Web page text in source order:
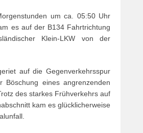
um ca. 05:50 Uhr
es auf der B134 Fahrtrichtung
Klein-LKW von der
auf die Gegenverkehrsspur
Böschung eines angrenzenden
des starkes Frühverkehrs auf
kam es glücklicherweise